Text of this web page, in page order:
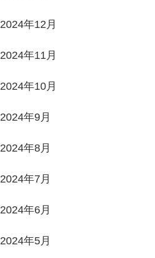
2024年12月
2024年11月
2024年10月
2024年9月
2024年8月
2024年7月
2024年6月
2024年5月